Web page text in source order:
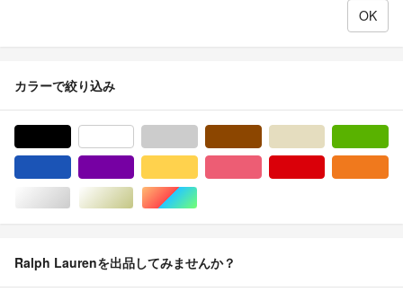
カラーで絞り込み
シルバー/銀色系ゴールド/金色系マルチカラー
Ralph Laurenを出品してみませんか？